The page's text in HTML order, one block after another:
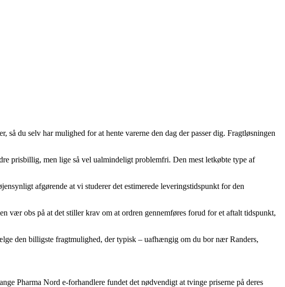
du selv har mulighed for at hente varerne den dag der passer dig. Fragtløsningen
prisbillig, men lige så vel ualmindeligt problemfri. Den mest letkøbte type af
afgørende at vi studerer det estimerede leveringstidspunkt for den
vær obs på at det stiller krav om at ordren gennemføres forud for et aftalt tidspunkt,
den billigste fragtmulighed, der typisk – uafhængig om du bor nær Randers,
Pharma Nord e-forhandlere fundet det nødvendigt at tvinge priserne på deres